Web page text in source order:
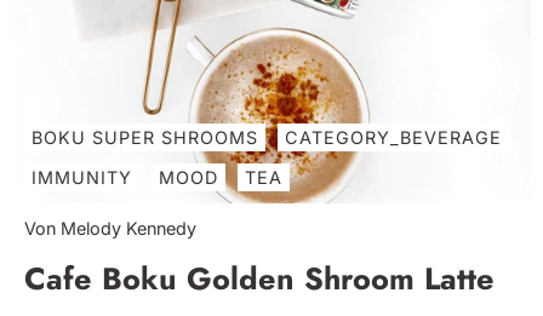
BOKU SUPER SHROOMS
CATEGORY_BEVERAGE
IMMUNITY
MOOD TEA
Von Melody Kennedy
Cafe Boku Golden Shroom Latte